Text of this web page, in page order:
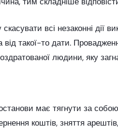
всі незаконні дії
такої-то дати.
людини, яку
має тягнути за
коштів, зняття